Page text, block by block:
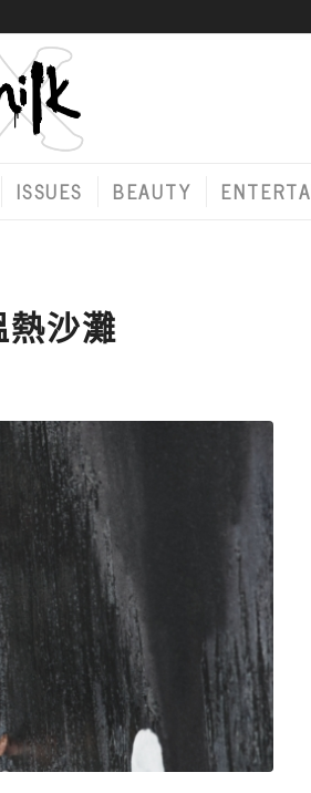
ISSUES BEAUTY
熱沙灘